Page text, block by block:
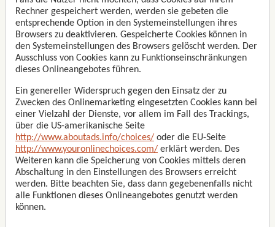
Rechner gespeichert werden, werden sie gebeten die
entsprechende Option in den Systemeinstellungen ihres
Browsers zu deaktivieren. Gespeicherte Cookies können in
den Systemeinstellungen des Browsers gelöscht werden. Der
Ausschluss von Cookies kann zu Funktionseinschränkungen
dieses Onlineangebotes führen.
Ein genereller Widerspruch gegen den Einsatz der zu
Zwecken des Onlinemarketing eingesetzten Cookies kann bei
einer Vielzahl der Dienste, vor allem im Fall des Trackings,
über die US-amerikanische Seite
http://www.aboutads.info/choices/ oder die EU-Seite
http://www.youronlinechoices.com/ erklärt werden. Des
Weiteren kann die Speicherung von Cookies mittels deren
Abschaltung in den Einstellungen des Browsers erreicht
werden. Bitte beachten Sie, dass dann gegebenenfalls nicht
alle Funktionen dieses Onlineangebotes genutzt werden
können.